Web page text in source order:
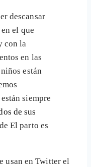
descansar
el que
con la
en las
están
siempre
de sus
El parto es
usan en Twitter el